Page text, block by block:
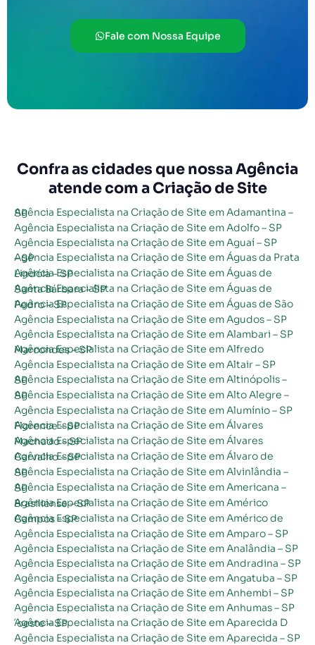
Fale com Nossa Equipe
Confra as cidades que nossa Agência
atende com a Criação de Site
Agência Especialista na Criação de Site em Adamantina – SP
Agência Especialista na Criação de Site em Adolfo – SP
Agência Especialista na Criação de Site em Aguaí – SP
Agência Especialista na Criação de Site em Águas da Prata – SP
Agência Especialista na Criação de Site em Águas de Lindóia – SP
Agência Especialista na Criação de Site em Águas de Santa Bárbara – SP
Agência Especialista na Criação de Site em Águas de São Pedro – SP
Agência Especialista na Criação de Site em Agudos – SP
Agência Especialista na Criação de Site em Alambari – SP
Agência Especialista na Criação de Site em Alfredo Marcondes – SP
Agência Especialista na Criação de Site em Altair – SP
Agência Especialista na Criação de Site em Altinópolis – SP
Agência Especialista na Criação de Site em Alto Alegre – SP
Agência Especialista na Criação de Site em Alumínio – SP
Agência Especialista na Criação de Site em Álvares Florence – SP
Agência Especialista na Criação de Site em Álvares Machado – SP
Agência Especialista na Criação de Site em Álvaro de Carvalho – SP
Agência Especialista na Criação de Site em Alvinlândia – SP
Agência Especialista na Criação de Site em Americana – SP
Agência Especialista na Criação de Site em Américo Brasiliense – SP
Agência Especialista na Criação de Site em Américo de Campos – SP
Agência Especialista na Criação de Site em Amparo – SP
Agência Especialista na Criação de Site em Analândia – SP
Agência Especialista na Criação de Site em Andradina – SP
Agência Especialista na Criação de Site em Angatuba – SP
Agência Especialista na Criação de Site em Anhembi – SP
Agência Especialista na Criação de Site em Anhumas – SP
Agência Especialista na Criação de Site em Aparecida D´oeste – SP
Agência Especialista na Criação de Site em Aparecida – SP